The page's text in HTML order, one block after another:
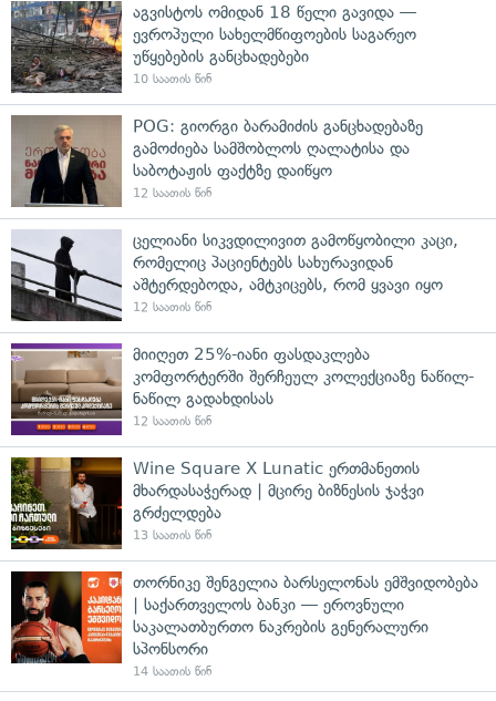
აგვისტოს ომიდან 18 წელი გავიდა —
ევროპული სახელმწიფოების საგარეო
უწყებების განცხადებები
10 საათის წინ
POG: გიორგი ბარამიძის განცხადებაზე
გამოძიება სამშობლოს ღალატისა და
საბოტაჟის ფაქტზე დაიწყო
12 საათის წინ
ცელიანი სიკვდილივით გამოწყობილი კაცი,
რომელიც პაციენტებს სახურავიდან
აშტერდებოდა, ამტკიცებს, რომ ყვავი იყო
12 საათის წინ
მიიღეთ 25%-იანი ფასდაკლება
კომფორტერში შერჩეულ კოლექციაზე ნაწილ-
ნაწილ გადახდისას
12 საათის წინ
Wine Square X Lunatic ერთმანეთის
მხარდასაჭერად | მცირე ბიზნესის ჯაჭვი
გრძელდება
13 საათის წინ
თორნიკე შენგელია ბარსელონას ემშვიდობება
| საქართველოს ბანკი — ეროვნული
საკალათბურთო ნაკრების გენერალური
სპონსორი
14 საათის წინ